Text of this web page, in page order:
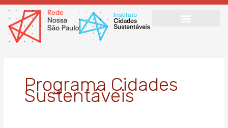
Ir
para
conteúdo
Programa Cidades
Sustentáveis